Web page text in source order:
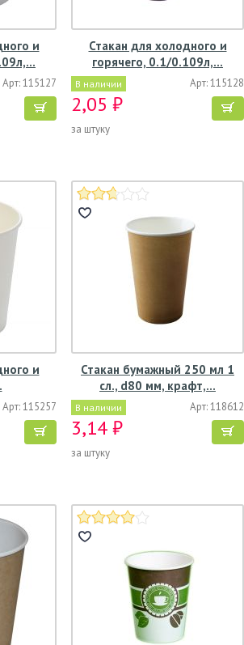
и
Арт: 115127
Стакан для холодного и
горячего, 0.1/0.109л,…
В наличии Арт: 115128
2,05 ₽
за штуку
и
Арт: 115257
Стакан бумажный 250 мл 1
сл., d80 мм, крафт,…
В наличии Арт: 118612
3,14 ₽
за штуку